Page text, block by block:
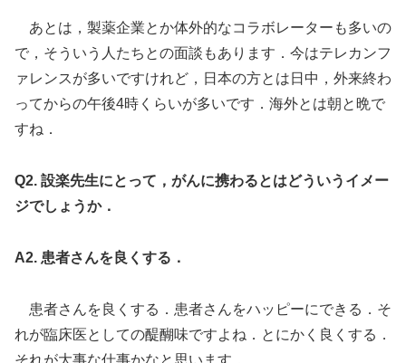
あとは，製薬企業とか体外的なコラボレーターも多いの
で，そういう人たちとの面談もあります．今はテレカンフ
ァレンスが多いですけれど，日本の方とは日中，外来終わ
ってからの午後4時くらいが多いです．海外とは朝と晩で
すね．
Q2. 設楽先生にとって，がんに携わるとはどういうイメー
ジでしょうか．
A2. 患者さんを良くする．
患者さんを良くする．患者さんをハッピーにできる．そ
れが臨床医としての醍醐味ですよね．とにかく良くする．
それが大事な仕事かなと思います．